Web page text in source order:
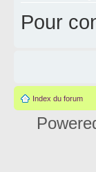
Pour
Index du forum